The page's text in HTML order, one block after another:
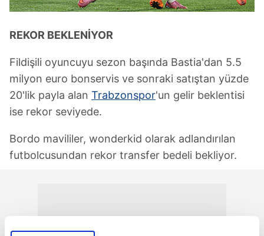
REKOR BEKLENİYOR
Fildişili oyuncuyu sezon başında Bastia'dan 5.5
milyon euro bonservis ve sonraki satıştan yüzde
20'lik payla alan Trabzonspor'un gelir beklentisi
ise rekor seviyede.
Bordo mavililer, wonderkid olarak adlandırılan
futbolcusundan rekor transfer bedeli bekliyor.